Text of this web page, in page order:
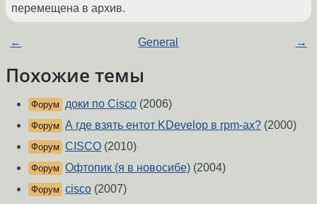
перемещена в архив.
← General →
Похожие темы
Форум доки по Cisco (2006)
Форум А где взять ентот KDevelop в rpm-ах? (2000)
Форум CISCO (2010)
Форум Офтопик (я в новосибе) (2004)
Форум cisco (2007)